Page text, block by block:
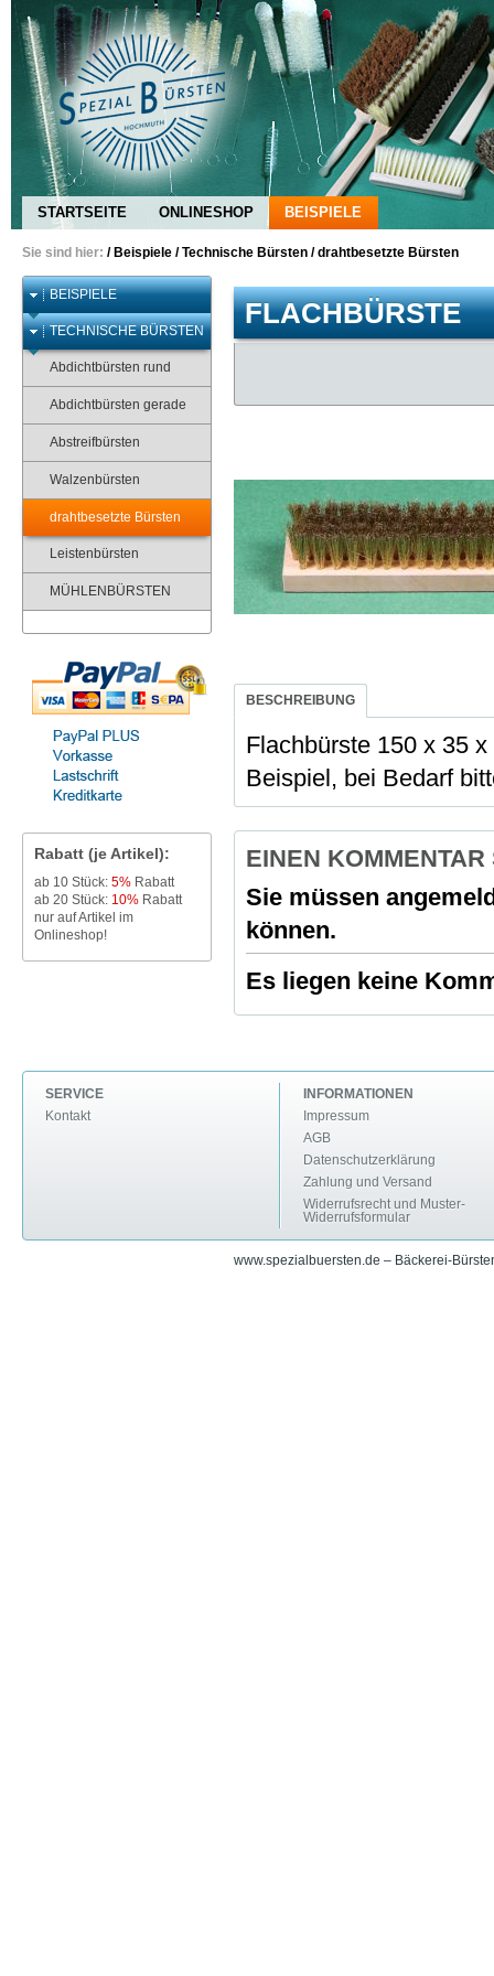
STARTSEITE ONLINESHOP BEISPIELE
Sie sind hier: / Beispiele /Technische Bürsten /drahtbesetzte Bürsten
BEISPIELE
TECHNISCHE BÜRSTEN
Abdichtbürsten rund
Abdichtbürsten gerade
Abstreifbürsten
Walzenbürsten
drahtbesetzte Bürsten
Leistenbürsten
MÜHLENBÜRSTEN
Rabatt (je Artikel):
ab 10 Stück: 5% Rabatt
ab 20 Stück: 10% Rabatt
nur auf Artikel im
Onlineshop!
FLACHBÜRSTE
BESCHREIBUNG
Flachbürste 150 x 35
Beispiel, bei Bedarf
EINEN
Sie müssen
können.
Es liegen keine
SERVICE
Kontakt
INFORMATIONEN
Impressum
AGB
Datenschutzerklärung
Zahlung und Versand
Widerrufsrecht und Muster-
Widerrufsformular
www.spezialbuersten.de – Bäckerei-